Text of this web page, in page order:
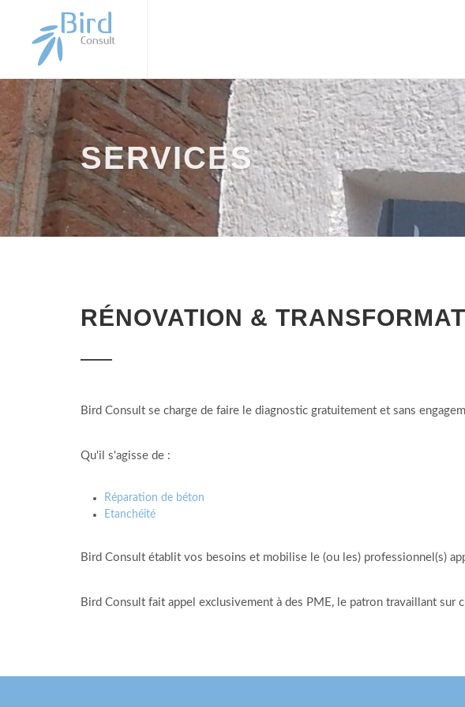
SERVICES
RÉNOVATION &
Bird Consult se charge de faire le diagnostic gratuitement et sans
Qu'il s'agisse de :
Réparation de béton
Etanchéité
Bird Consult établit vos besoins et mobilise le (ou les) professionnel(s)
Bird Consult fait appel exclusivement à des PME, le patron travaillant sur